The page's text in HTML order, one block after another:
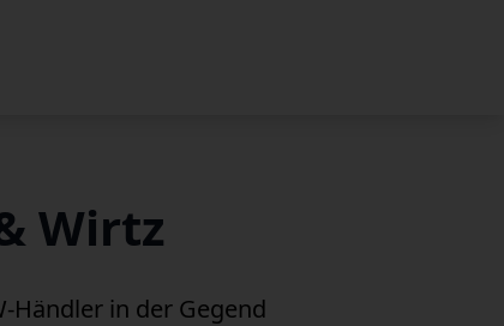
Wirtz
Händler in der Gegend